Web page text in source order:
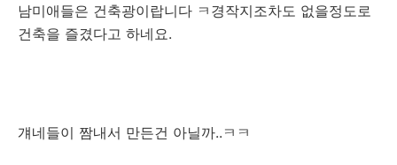
남미애들은 건축광이랍니다 ㅋ경작지조차도 없을정도로
건축을 즐겼다고 하네요.
걔네들이 짬내서 만든건 아닐까..ㅋㅋ